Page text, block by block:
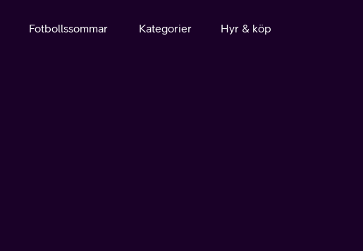
Fotbollssommar Kategorier Hyr & köp